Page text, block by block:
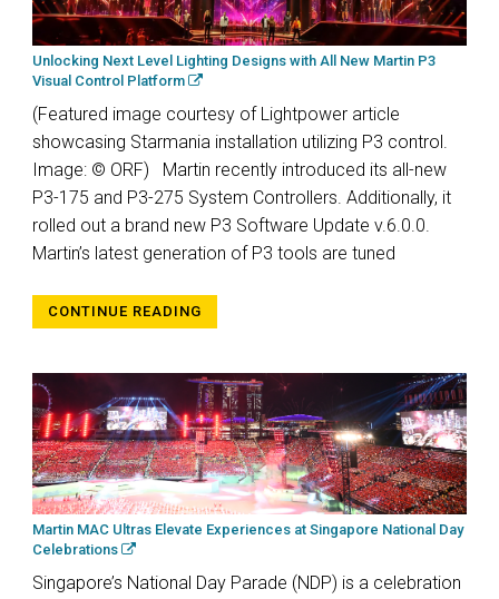
Unlocking Next Level Lighting Designs with All New Martin P3
Visual Control Platform
(Featured image courtesy of Lightpower article
showcasing Starmania installation utilizing P3 control.
Image: © ORF) Martin recently introduced its all-new
P3-175 and P3-275 System Controllers. Additionally, it
rolled out a brand new P3 Software Update v.6.0.0.
Martin’s latest generation of P3 tools are tuned
CONTINUE READING
Martin MAC Ultras Elevate Experiences at Singapore National Day
Celebrations
Singapore’s National Day Parade (NDP) is a celebration